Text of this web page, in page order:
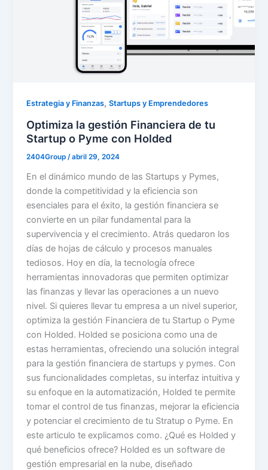
Estrategia y Finanzas,Startups y Emprendedores
Optimiza la gestión Financiera de tu
Startup o Pyme con Holded
2404Group /abril 29, 2024
En el dinámico mundo de las Startups y Pymes,
donde la competitividad y la eficiencia son
esenciales para el éxito, la gestión financiera se
convierte en un pilar fundamental para la
supervivencia y el crecimiento. Atrás quedaron los
días de hojas de cálculo y procesos manuales
tediosos. Hoy en día, la tecnología ofrece
herramientas innovadoras que permiten optimizar
las finanzas y llevar las operaciones a un nuevo
nivel. Si quieres llevar tu empresa a un nivel superior,
optimiza la gestión Financiera de tu Startup o Pyme
con Holded. Holded se posiciona como una de
estas herramientas, ofreciendo una solución integral
para la gestión financiera de startups y pymes. Con
sus funcionalidades completas, su interfaz intuitiva y
su enfoque en la automatización, Holded te permite
tomar el control de tus finanzas, mejorar la eficiencia
y potenciar el crecimiento de tu Stratup o Pyme. En
este articulo te explicamos como. ¿Qué es Holded y
qué beneficios ofrece? Holded es un software de
gestión empresarial en la nube, diseñado